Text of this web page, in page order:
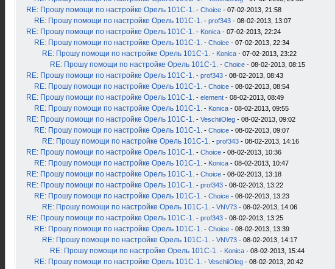
RE: Прошу помощи по настройке Орель 101С-1. - Choice - 07-02-2013, 21:58
RE: Прошу помощи по настройке Орель 101С-1. - prof343 - 08-02-2013, 13:07
RE: Прошу помощи по настройке Орель 101С-1. - Konica - 07-02-2013, 22:24
RE: Прошу помощи по настройке Орель 101С-1. - Choice - 07-02-2013, 22:34
RE: Прошу помощи по настройке Орель 101С-1. - Konica - 07-02-2013, 23:22
RE: Прошу помощи по настройке Орель 101С-1. - Choice - 08-02-2013, 08:15
RE: Прошу помощи по настройке Орель 101С-1. - prof343 - 08-02-2013, 08:43
RE: Прошу помощи по настройке Орель 101С-1. - Choice - 08-02-2013, 08:54
RE: Прошу помощи по настройке Орель 101С-1. - element - 08-02-2013, 08:49
RE: Прошу помощи по настройке Орель 101С-1. - Konica - 08-02-2013, 09:55
RE: Прошу помощи по настройке Орель 101С-1. - VeschiiOleg - 08-02-2013, 09:02
RE: Прошу помощи по настройке Орель 101С-1. - Choice - 08-02-2013, 09:07
RE: Прошу помощи по настройке Орель 101С-1. - prof343 - 08-02-2013, 14:16
RE: Прошу помощи по настройке Орель 101С-1. - Choice - 08-02-2013, 10:36
RE: Прошу помощи по настройке Орель 101С-1. - Konica - 08-02-2013, 10:47
RE: Прошу помощи по настройке Орель 101С-1. - Choice - 08-02-2013, 13:18
RE: Прошу помощи по настройке Орель 101С-1. - prof343 - 08-02-2013, 13:22
RE: Прошу помощи по настройке Орель 101С-1. - Choice - 08-02-2013, 13:23
RE: Прошу помощи по настройке Орель 101С-1. - VNV73 - 08-02-2013, 14:06
RE: Прошу помощи по настройке Орель 101С-1. - prof343 - 08-02-2013, 13:25
RE: Прошу помощи по настройке Орель 101С-1. - Choice - 08-02-2013, 13:39
RE: Прошу помощи по настройке Орель 101С-1. - VNV73 - 08-02-2013, 14:17
RE: Прошу помощи по настройке Орель 101С-1. - Konica - 08-02-2013, 15:44
RE: Прошу помощи по настройке Орель 101С-1. - VeschiiOleg - 08-02-2013, 20:42